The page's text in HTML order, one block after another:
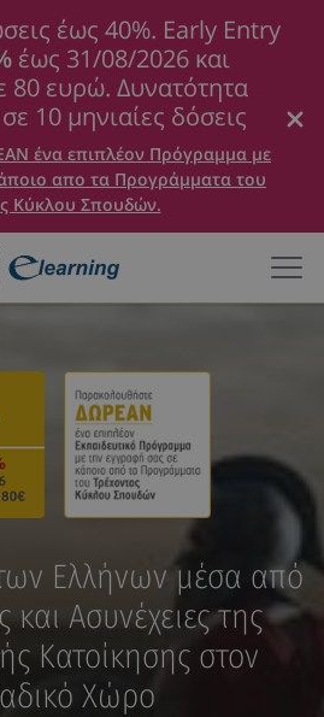
έως 40%. Early Entry
έως 31/08/2026 και
80 ευρώ. Δυνατότητα
10 μηνιαίες δόσεις
ένα επιπλέον Πρόγραμμα με
απο τα Προγράμματα του
Κύκλου Σπουδών.
Ελλήνων μέσα από
και Ασυνέχειες της
Κατοίκησης στον
Χώρο